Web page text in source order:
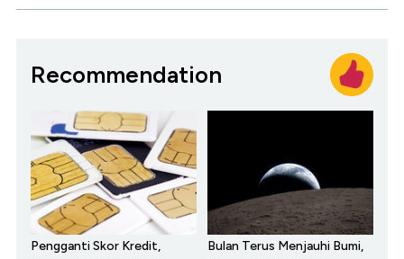
Recommendation
Pengganti Skor Kredit,
Bulan Terus Menjauhi Bumi,